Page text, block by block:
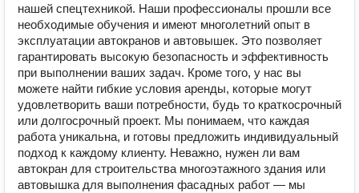
нашей спецтехникой. Наши профессионалы прошли все
необходимые обучения и имеют многолетний опыт в
эксплуатации автокранов и автовышек. Это позволяет
гарантировать высокую безопасность и эффективность
при выполнении ваших задач. Кроме того, у нас вы
можете найти гибкие условия аренды, которые могут
удовлетворить ваши потребности, будь то краткосрочный
или долгосрочный проект. Мы понимаем, что каждая
работа уникальна, и готовы предложить индивидуальный
подход к каждому клиенту. Неважно, нужен ли вам
автокран для строительства многоэтажного здания или
автовышка для выполнения фасадных работ — мы